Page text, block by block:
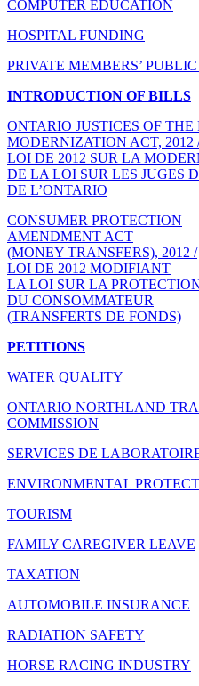
COMPUTER EDUCATION
HOSPITAL FUNDING
PRIVATE MEMBERS’
INTRODUCTION OF BILLS
ONTARIO JUSTICES OF THE
MODERNIZATION ACT, 2012
LOI DE 2012 SUR LA
DE LA LOI SUR LES JUGES
DE L’ONTARIO
CONSUMER PROTECTION
AMENDMENT ACT
(MONEY TRANSFERS), 2012 /
LOI DE 2012 MODIFIANT
LA LOI SUR LA
DU CONSOMMATEUR
(TRANSFERTS DE FONDS)
PETITIONS
WATER QUALITY
ONTARIO NORTHLAND
COMMISSION
SERVICES DE
ENVIRONMENTAL
TOURISM
FAMILY CAREGIVER LEAVE
TAXATION
AUTOMOBILE INSURANCE
RADIATION SAFETY
HORSE RACING INDUSTRY